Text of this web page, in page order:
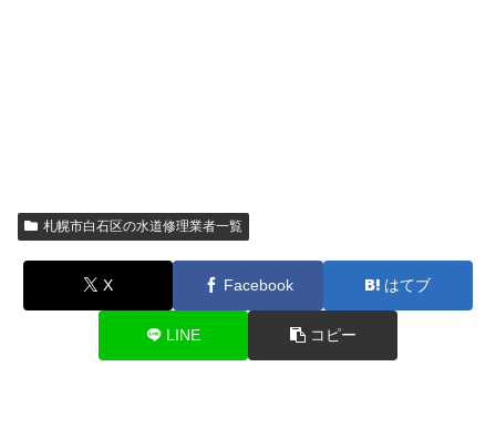
札幌市白石区の水道修理業者一覧
X Facebook はてブ
LINE コピー